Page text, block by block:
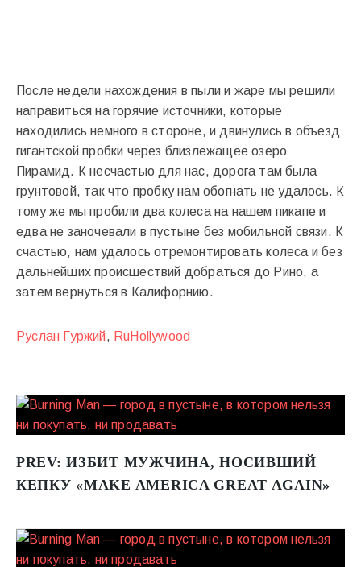
После недели нахождения в пыли и жаре мы решили
направиться на горячие источники, которые
находились немного в стороне, и двинулись в объезд
гигантской пробки через близлежащее озеро
Пирамид. К несчастью для нас, дорога там была
грунтовой, так что пробку нам обогнать не удалось. К
тому же мы пробили два колеса на нашем пикапе и
едва не заночевали в пустыне без мобильной связи. К
счастью, нам удалось отремонтировать колеса и без
дальнейших происшествий добраться до Рино, а
затем вернуться в Калифорнию.
Руслан Гуржий, RuHollywood
PREV: ИЗБИТ МУЖЧИНА, НОСИВШИЙ
КЕПКУ «MAKE AMERICA GREAT AGAIN»